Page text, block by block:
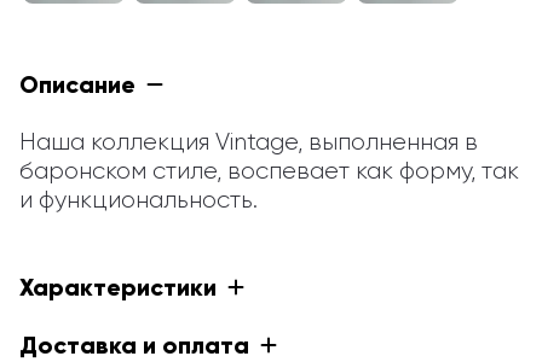
Описание
Наша коллекция Vintage, выполненная в
баронском стиле, воспевает как форму, так
и функциональность.
Характеристики
Доставка и оплата